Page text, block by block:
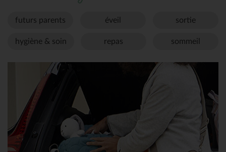
futurs parents éveil sortie
hygiène & soin repas sommeil